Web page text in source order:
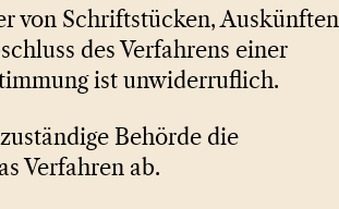
von Schriftstücken, Auskünften
des Verfahrens einer
ist unwiderruflich.
Behörde die
Verfahren ab.